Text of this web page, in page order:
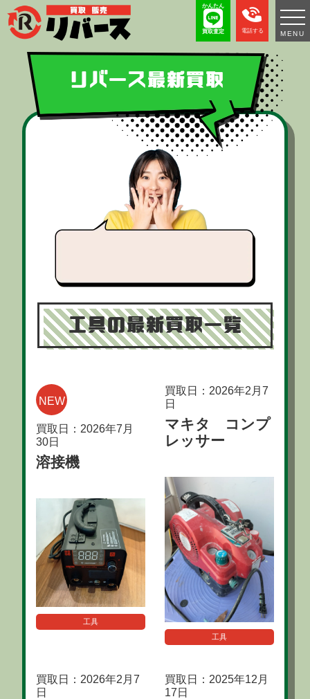
かんたん
買取査定 電話する MENU
リバース最新買取
工具の最新買取一覧
NEW
買取日：2026年7月
30日
溶接機
工具
買取日：2026年2月7
日
マキタ コンプ
レッサー
工具
買取日：2026年2月7
日
買取日：2025年12月
17日